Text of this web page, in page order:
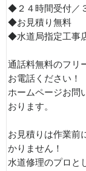
◆２４時間受付／
◆お見積り無料
◆水道局指定工事
通話料無料のフリ
お電話ください！
ホームページお問
おります。
お見積りは作業前
かりません！
水道修理のプロと